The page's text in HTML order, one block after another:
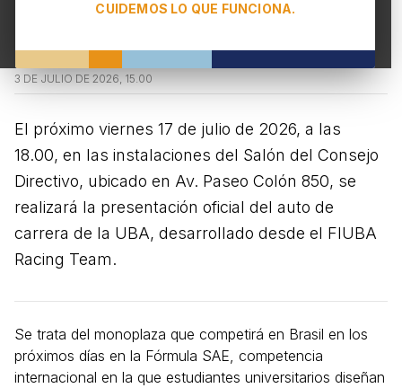
CUIDEMOS LO QUE FUNCIONA.
Presentación oficial del auto de
competición de la UBA
3 DE JULIO DE 2026, 15.00
El próximo viernes 17 de julio de 2026, a las
18.00, en las instalaciones del Salón del Consejo
Directivo, ubicado en Av. Paseo Colón 850, se
realizará la presentación oficial del auto de
carrera de la UBA, desarrollado desde el FIUBA
Racing Team.
Se trata del monoplaza que competirá en Brasil en los
próximos días en la Fórmula SAE, competencia
internacional en la que estudiantes universitarios diseñan